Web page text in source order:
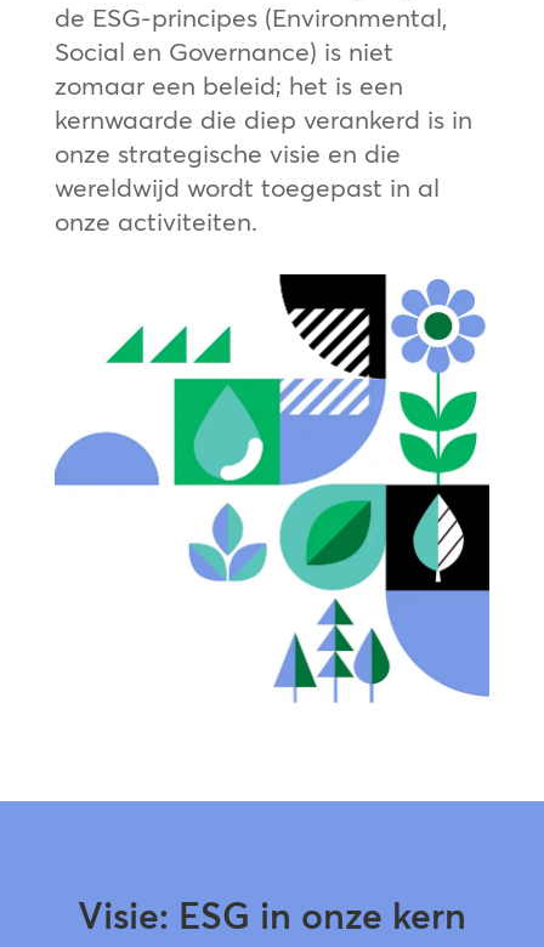
de ESG-principes (Environmental,
Social en Governance) is niet
zomaar een beleid; het is een
kernwaarde die diep verankerd is in
onze strategische visie en die
wereldwijd wordt toegepast in al
onze activiteiten.
Visie: ESG in onze kern